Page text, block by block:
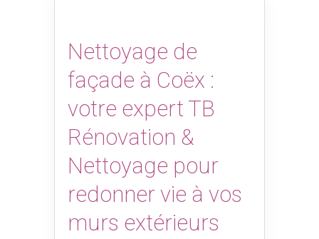
Nettoyage de
façade à Coëx :
votre expert TB
Rénovation &
Nettoyage pour
redonner vie à vos
murs extérieurs